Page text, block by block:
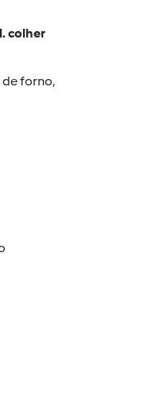
colher
forno,